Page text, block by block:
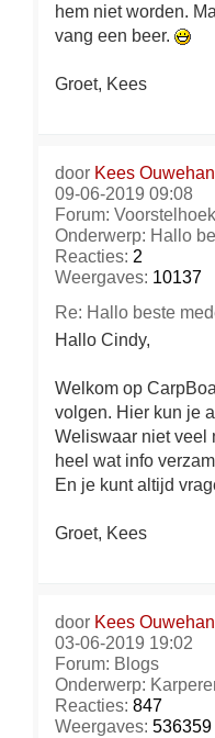
hem niet worden.
vang een beer.
Groet, Kees
door Kees
09-06-2019 09:08
Forum: Voorstelhoek
Onderwerp: Hallo
Reacties: 2
Weergaves: 10137
Re: Hallo beste
Hallo Cindy,
Welkom op
volgen. Hier kun je
Weliswaar niet veel
heel wat info
En je kunt altijd
Groet, Kees
door Kees
03-06-2019 19:02
Forum: Blogs
Onderwerp:
Reacties: 847
Weergaves: 536359